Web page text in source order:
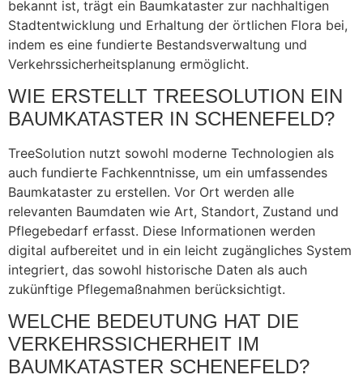
bekannt ist, trägt ein Baumkataster zur nachhaltigen
Stadtentwicklung und Erhaltung der örtlichen Flora bei,
indem es eine fundierte Bestandsverwaltung und
Verkehrssicherheitsplanung ermöglicht.
WIE ERSTELLT TREESOLUTION EIN
BAUMKATASTER IN SCHENEFELD?
TreeSolution nutzt sowohl moderne Technologien als
auch fundierte Fachkenntnisse, um ein umfassendes
Baumkataster zu erstellen. Vor Ort werden alle
relevanten Baumdaten wie Art, Standort, Zustand und
Pflegebedarf erfasst. Diese Informationen werden
digital aufbereitet und in ein leicht zugängliches System
integriert, das sowohl historische Daten als auch
zukünftige Pflegemaßnahmen berücksichtigt.
WELCHE BEDEUTUNG HAT DIE
VERKEHRSSICHERHEIT IM
BAUMKATASTER SCHENEFELD?